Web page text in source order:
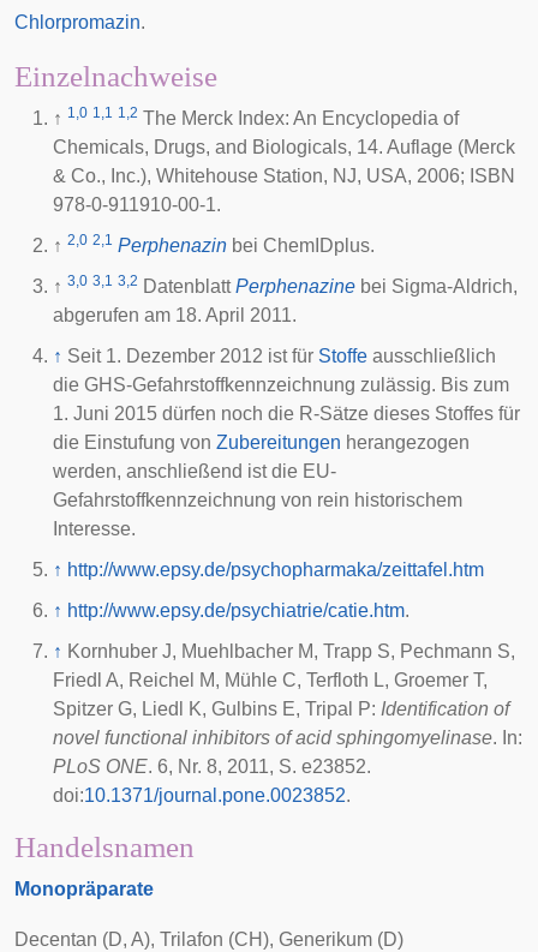
Chlorpromazin.
Einzelnachweise
↑ 1,0 1,1 1,2 The Merck Index: An Encyclopedia of
Chemicals, Drugs, and Biologicals, 14. Auflage (Merck
& Co., Inc.), Whitehouse Station, NJ, USA, 2006; ISBN
978-0-911910-00-1.
↑ 2,0 2,1 Perphenazin bei ChemIDplus.
↑ 3,0 3,1 3,2 DatenblattPerphenazine bei Sigma-Aldrich,
abgerufen am 18. April 2011.
↑ Seit 1. Dezember 2012 ist für Stoffe ausschließlich
die GHS-Gefahrstoffkennzeichnung zulässig. Bis zum
1. Juni 2015 dürfen noch die R-Sätze dieses Stoffes für
die Einstufung von Zubereitungen herangezogen
werden, anschließend ist die EU-
Gefahrstoffkennzeichnung von rein historischem
Interesse.
↑ http://www.epsy.de/psychopharmaka/zeittafel.htm
↑ http://www.epsy.de/psychiatrie/catie.htm.
↑ Kornhuber J, Muehlbacher M, Trapp S, Pechmann S,
Friedl A, Reichel M, Mühle C, Terfloth L, Groemer T,
Spitzer G, Liedl K, Gulbins E, Tripal P: Identification of
novel functional inhibitors of acid sphingomyelinase. In:
PLoS ONE. 6, Nr. 8, 2011, S. e23852.
doi:10.1371/journal.pone.0023852.
Handelsnamen
Monopräparate
Decentan (D, A), Trilafon (CH), Generikum (D)